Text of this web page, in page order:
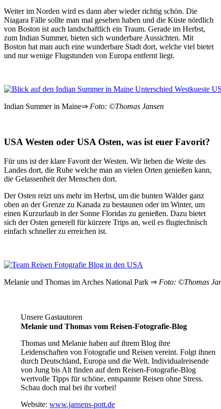
Weiter im Norden wird es dann aber wieder richtig schön. Die
Niagara Fälle sollte man mal gesehen haben und die Küste nördlich
von Boston ist auch landschaftlich ein Traum. Gerade im Herbst,
zum Indian Summer, bieten sich wunderbare Aussichten. Mit
Boston hat man auch eine wunderbare Stadt dort, welche viel bietet
und nur wenige Flugstunden von Europa entfernt liegt.
Indian Summer in Maine⇒ Foto: ©Thomas Jansen
USA Westen oder USA Osten, was ist euer Favorit?
Für uns ist der klare Favorit der Westen. Wir lieben die Weite des
Landes dort, die Ruhe welche man an vielen Orten genießen kann,
die Gelassenheit der Menschen dort.
Der Osten reizt uns mehr im Herbst, um die bunten Wälder ganz
oben an der Grenze zu Kanada zu bestaunen oder im Winter, um
einen Kurzurlaub in der Sonne Floridas zu genießen. Dazu bietet
sich der Osten generell für kürzere Trips an, weil es flugtechnisch
einfach schneller zu erreichen ist.
Melanie und Thomas im Arches National Park ⇒ Foto: ©Thomas
Unsere Gastautoren
Melanie und Thomas vom Reisen-Fotografie-Blog
Thomas und Melanie haben auf ihrem Blog ihre
Leidenschaften von Fotografie und Reisen vereint. Folgt ihnen
durch Deutschland, Europa und die Welt. Individualreisende
von Jung bis Alt finden auf dem Reisen-Fotografie-Blog
wertvolle Tipps für schöne, entspannte Reisen ohne Stress.
Schau doch mal bei ihr vorbei!
Website: www.jansens-pott.de